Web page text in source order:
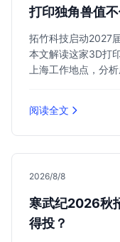
打印独角兽值
拓竹科技启动2027
本文解读这家3D打
上海工作地点，分
阅读全文
2026/8/8
寒武纪2026秋
得投？